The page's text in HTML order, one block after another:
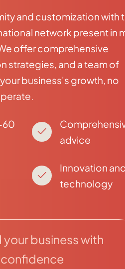
and customization with
network present in
offer comprehensive
strategies, and a team of
business's growth, no
advice
Innovation
technology
your business with
confidence